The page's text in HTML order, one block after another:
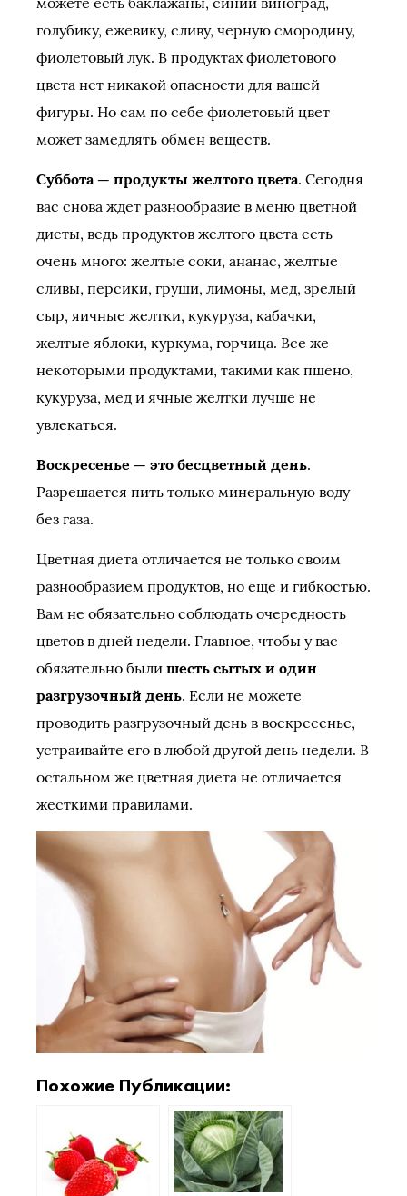
голубику, ежевику, сливу, черную смородину,
фиолетовый лук. В продуктах фиолетового
цвета нет никакой опасности для вашей
фигуры. Но сам по себе фиолетовый цвет
может замедлять обмен веществ.
Суббота — продукты желтого цвета. Сегодня
вас снова ждет разнообразие в меню цветной
диеты, ведь продуктов желтого цвета есть
очень много: желтые соки, ананас, желтые
сливы, персики, груши, лимоны, мед, зрелый
сыр, яичные желтки, кукуруза, кабачки,
желтые яблоки, куркума, горчица. Все же
некоторыми продуктами, такими как пшено,
кукуруза, мед и ячные желтки лучше не
увлекаться.
Воскресенье — это бесцветный день.
Разрешается пить только минеральную воду
без газа.
Цветная диета отличается не только своим
разнообразием продуктов, но еще и гибкостью.
Вам не обязательно соблюдать очередность
цветов в дней недели. Главное, чтобы у вас
обязательно были шесть сытых и один
разгрузочный день. Если не можете
проводить разгрузочный день в воскресенье,
устраивайте его в любой другой день недели. В
остальном же цветная диета не отличается
жесткими правилами.
Похожие Публикации: